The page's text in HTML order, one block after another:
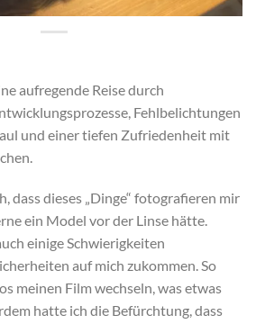
aufregende Reise durch
Fehlbelichtungen
und einer tiefen Zufriedenheit mit
dass dieses „Dinge“ fotografieren mir
ein Model vor der Linse hätte.
einige Schwierigkeiten
auf mich zukommen. So
meinen Film wechseln, was etwas
hatte ich die Befürchtung, dass